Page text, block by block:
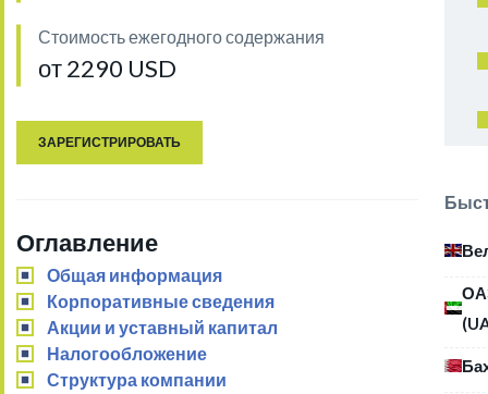
Стоимость ежегодного содержания
от 2290 USD
ЗАРЕГИСТРИРОВАТЬ
Оглавление
Общая информация
Корпоративные сведения
Акции и уставный капитал
Налогообложение
Структура компании